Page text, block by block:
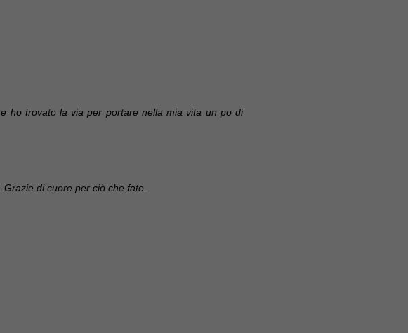
ho trovato la via per portare nella mia vita un po di
di cuore per ciò che fate.